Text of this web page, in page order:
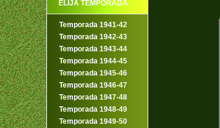
ELIJA TEMPORADA
Temporada 1941-42
Temporada 1942-43
Temporada 1943-44
Temporada 1944-45
Temporada 1945-46
Temporada 1946-47
Temporada 1947-48
Temporada 1948-49
Temporada 1949-50